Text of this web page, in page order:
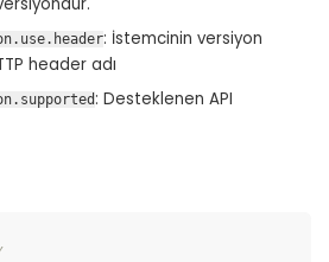
: İstemcinin versiyon
header adı
: Desteklenen API